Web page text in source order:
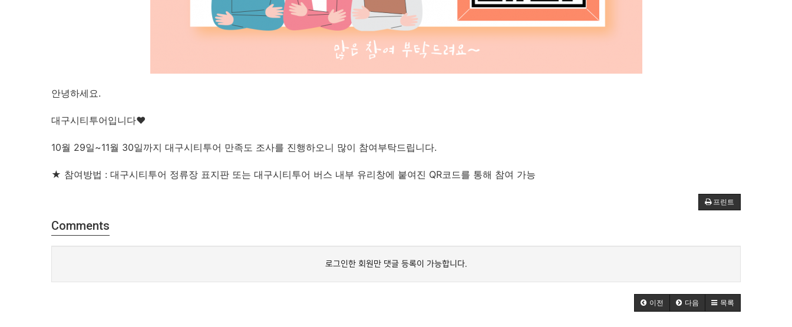
안녕하세요.
대구시티투어입니다♥
10월 29일~11월 30일까지 대구시티투어 만족도 조사를 진행하오니 많이 참여부탁드립니다.
★ 참여방법 : 대구시티투어 정류장 표지판 또는 대구시티투어 버스 내부 유리창에 붙여진 QR코드를 통해 참여 가능
프린트
Comments
로그인한 회원만 댓글 등록이 가능합니다.
이전 다음 목록